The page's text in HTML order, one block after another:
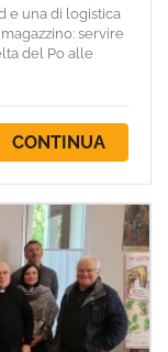
e una di logistica
servire
del Po alle
CONTINUA